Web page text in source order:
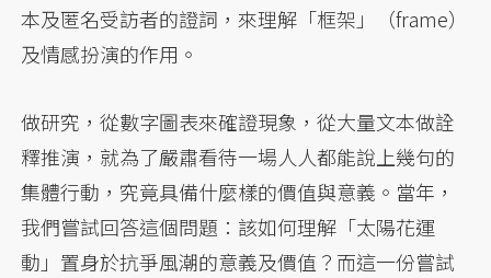
本及匿名受訪者的證詞，來理解「框架」（frame）
及情感扮演的作用。
做研究，從數字圖表來確證現象，從大量文本做詮
釋推演，就為了嚴肅看待一場人人都能說上幾句的
集體行動，究竟具備什麼樣的價值與意義。當年，
我們嘗試回答這個問題：該如何理解「太陽花運
動」置身於抗爭風潮的意義及價值？而這一份嘗試